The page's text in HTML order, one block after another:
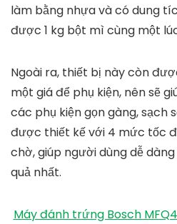
làm bằng nhựa và có dung
được 1 kg bột mì cùng một
Ngoài ra, thiết bị này còn
một giá để phụ kiện, nên sẽ
các phụ kiện gọn gàng, sạch
được thiết kế với 4 mức tốc
chờ, giúp người dùng dễ
quả nhất.
Máy đánh trứng Bosch